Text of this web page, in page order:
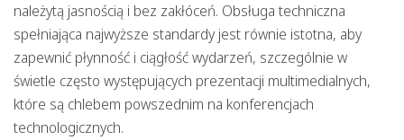
należytą jasnością i bez zakłóceń. Obsługa techniczna
spełniająca najwyższe standardy jest równie istotna, aby
zapewnić płynność i ciągłość wydarzeń, szczególnie w
świetle często występujących prezentacji multimedialnych,
które są chlebem powszednim na konferencjach
technologicznych.